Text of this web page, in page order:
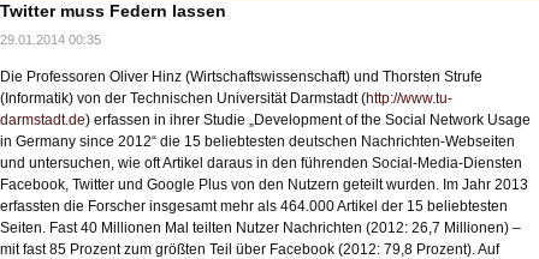
Twitter muss Federn lassen
29.01.2014 00:35
Die Professoren Oliver Hinz (Wirtschaftswissenschaft) und Thorsten Strufe
(Informatik) von der Technischen Universität Darmstadt (http://www.tu-
darmstadt.de) erfassen in ihrer Studie „Development of the Social Network Usage
in Germany since 2012“ die 15 beliebtesten deutschen Nachrichten-Webseiten
und untersuchen, wie oft Artikel daraus in den führenden Social-Media-Diensten
Facebook, Twitter und Google Plus von den Nutzern geteilt wurden. Im Jahr 2013
erfassten die Forscher insgesamt mehr als 464.000 Artikel der 15 beliebtesten
Seiten. Fast 40 Millionen Mal teilten Nutzer Nachrichten (2012: 26,7 Millionen) –
mit fast 85 Prozent zum größten Teil über Facebook (2012: 79,8 Prozent). Auf